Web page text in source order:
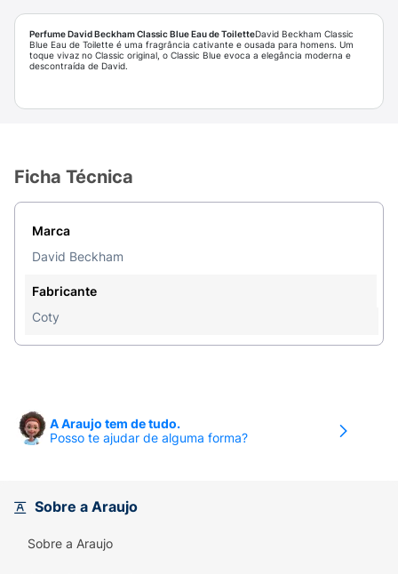
Perfume David Beckham Classic Blue Eau de ToiletteDavid Beckham Classic
Blue Eau de Toilette é uma fragrância cativante e ousada para homens. Um
toque vivaz no Classic original, o Classic Blue evoca a elegância moderna e
descontraída de David.
Ficha Técnica
Marca
David Beckham
Fabricante
Coty
A Araujo tem de tudo.
Posso te ajudar de alguma forma?
Sobre a Araujo
Sobre a Araujo